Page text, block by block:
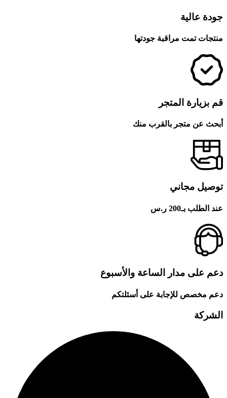
جودة عالية
منتجات تمت مراقبة جودتها
قم بزيارة المتجر
أبحث عن متجر بالقرب منك
توصيل مجاني
عند الطلب بـ200 ر.س
دعم على مدار الساعة والأسبوع
دعم مخصص للإجابة على أسئلتكم
الشركة